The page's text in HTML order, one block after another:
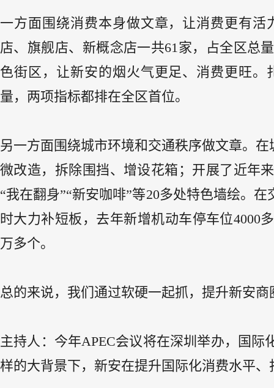
一方面围绕消费本身做文章，让消费更有
店、旗舰店、新概念店一共61家，占全区总
色街区，让新安的烟火气更足、消费更旺
量，两项指标都排在全区首位。
另一方面围绕城市环境和交通秩序做文章。
微改造，拆除围挡、增设花箱；开展了近年
“我在翻身”“新安咖啡”等20多处特色墙绘。
时大力补短板，去年新增机动车停车位4000
万多个。
总的来说，我们通过软硬一起抓，提升新安
主持人：今年APEC会议将在深圳举办，国
样的大背景下，新安在提升国际化消费水平